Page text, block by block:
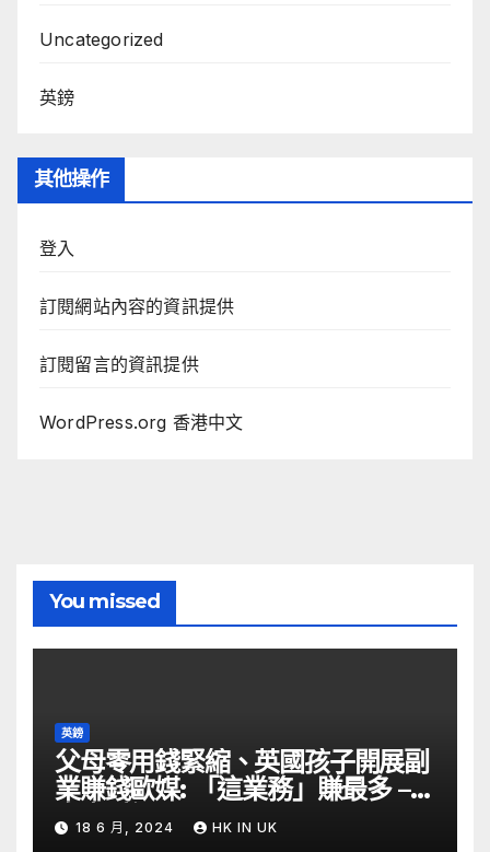
Uncategorized
英鎊
其他操作
登入
訂閱網站內容的資訊提供
訂閱留言的資訊提供
WordPress.org 香港中文
You missed
英鎊
父母零用錢緊縮、英國孩子開展副
業賺錢歐媒: 「這業務」賺最多 –
自由財經
18 6 月, 2024 HK IN UK